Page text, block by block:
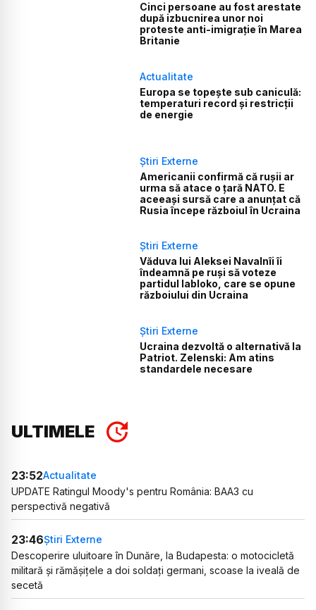
Cinci persoane au fost arestate
după izbucnirea unor noi
proteste anti-imigrație în Marea
Britanie
Actualitate
Europa se topește sub caniculă:
temperaturi record și restricții
de energie
Știri Externe
Americanii confirmă că rușii ar
urma să atace o țară NATO. E
aceeași sursă care a anunțat că
Rusia începe războiul în Ucraina
Știri Externe
Văduva lui Aleksei Navalnîi îi
îndeamnă pe ruși să voteze
partidul Iabloko, care se opune
războiului din Ucraina
Știri Externe
Ucraina dezvoltă o alternativă la
Patriot. Zelenski: Am atins
standardele necesare
ULTIMELE
23:52Actualitate
UPDATE Ratingul Moody's pentru România: BAA3 cu
perspectivă negativă
23:46Știri Externe
Descoperire uluitoare în Dunăre, la Budapesta: o motocicletă
militară și rămășițele a doi soldați germani, scoase la iveală de
secetă